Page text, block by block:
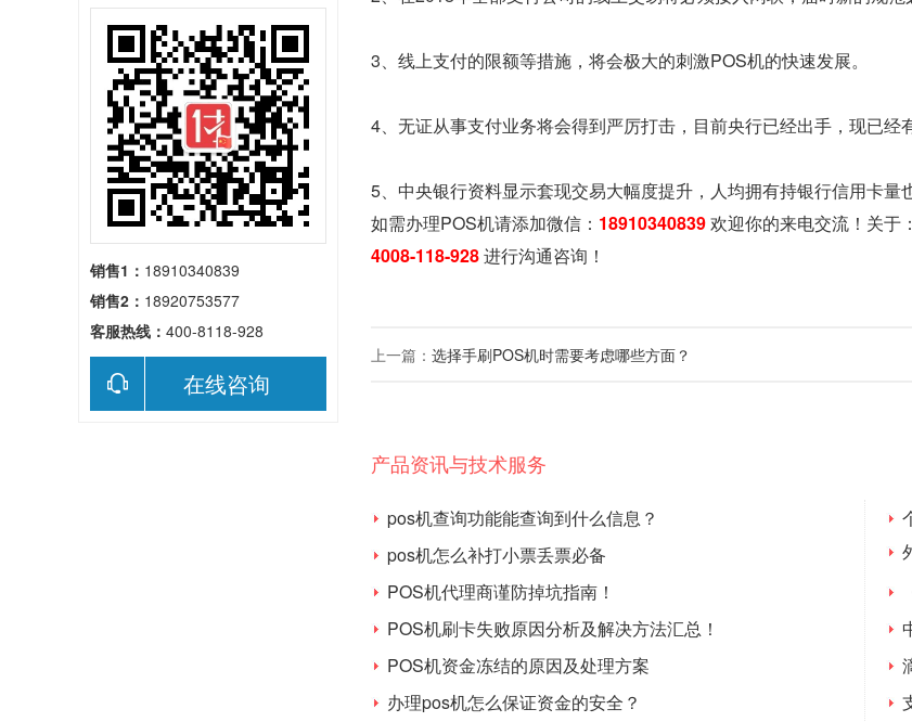
销售1： 18910340839
销售2： 18920753577
客服热线： 400-8118-928
在线咨询
3、线上支付的限额等措施，将会极大的刺激POS机的快速发展。
4、无证从事支付业务将会得到严厉打击，目前央行已经出手，现已经
5、中央银行资料显示套现交易大幅度提升，人均拥有持银行信用卡量
如需办理POS机请添加微信： 18910340839欢迎你的来电交流！关于：
4008-118-928进行沟通咨询！
上一篇： 选择手刷POS机时需要考虑哪些方面？
产品资讯与技术服务
pos机查询功能能查询到什么信息？
pos机怎么补打小票丢票必备
POS机代理商谨防掉坑指南！
POS机刷卡失败原因分析及解决方法汇总！
POS机资金冻结的原因及处理方案
办理pos机怎么保证资金的安全？